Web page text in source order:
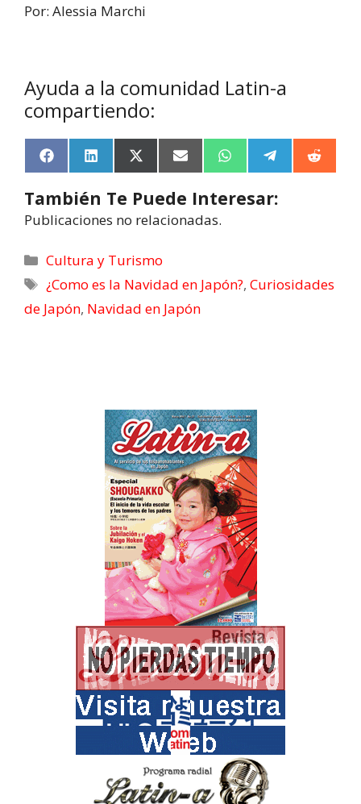
Por: Alessia Marchi
Ayuda a la comunidad Latin-a
compartiendo:
F
a
e
b
o
k
L
i
k
e
d
n
X
(
w
i
t
e
r
)
E
m
a
l
W
h
t
e
e
R
e
También Te Puede Interesar:
Publicaciones no relacionadas.
Cultura y Turismo
¿Como es la Navidad en Japón?,Curiosidades
de Japón, Navidad en Japón